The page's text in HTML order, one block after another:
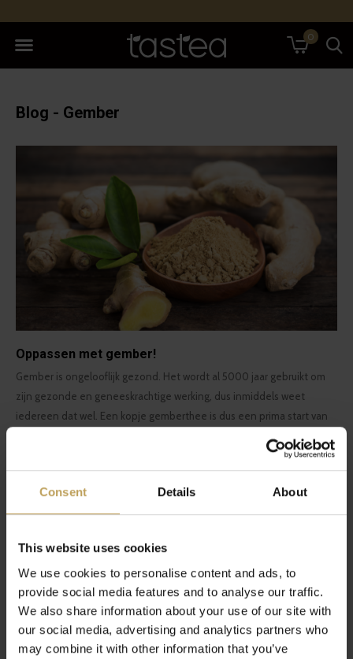
Consent Details About
This website uses cookies
We use cookies to personalise content and ads, to
provide social media features and to analyse our traffic.
We also share information about your use of our site with
our social media, advertising and analytics partners who
may combine it with other information that you’ve
0
Blog - Gember
Oppassen met gember!
Gember is ongelooflijk gezond. Het wordt al 5000 jaar gebruikt om
zijn gezonde en geneeskrachtige werking, dus inmiddels weet
iedereen dat wel. Een kopje gemberthee is dus een prima start van
niet te veel van te nemen. We vertellen je er alles over in deze blog.